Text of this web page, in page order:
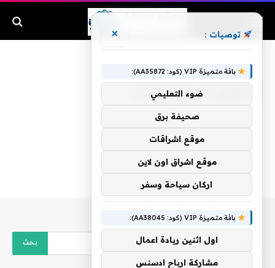
الطفل إلى الاستحمام
توصيات : ×
باقة متميزة VIP (كود: AA35872):
ضوء التعليمي
صحيفة برق
موقع اشراقات
موقع اشراق اون لاين
اركان سياحة وسفر
باقة متميزة VIP (كود: AA38045):
اول اثنين ريادة اعمال
مشاركة ارباح ادسنس